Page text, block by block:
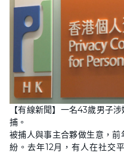
【有線新聞】一名43歲男子
捕。
被捕人與事主合夥做生意，
紛。去年12月，有人在社交